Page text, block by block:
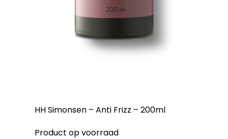
HH Simonsen – Anti Frizz – 200ml
Product op voorraad